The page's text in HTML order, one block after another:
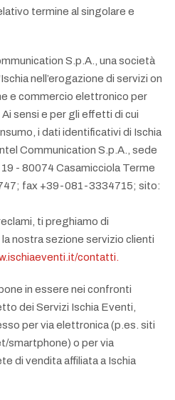
termine al singolare e
S.p.A., una società
nell’erogazione di servizi on
e commercio elettronico per
sensi e per gli effetti di cui
i dati identificativi di Ischia
Communication S.p.A., sede
- 80074 Casamicciola Terme
fax +39-081-3334715; sito:
ti preghiamo di
nostra sezione servizio clienti
contatti.
in essere nei confronti
dei Servizi Ischia Eventi,
per via elettronica (p.es. siti
smartphone) o per via
di vendita affiliata a Ischia